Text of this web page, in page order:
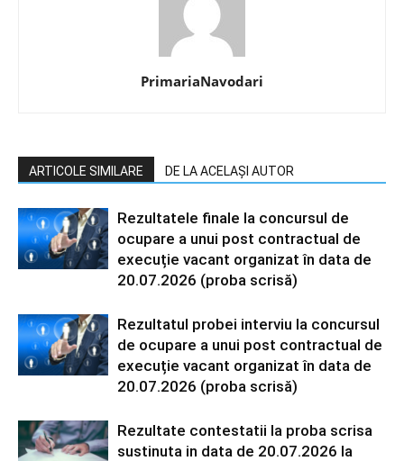
PrimariaNavodari
ARTICOLE SIMILARE DE LA ACELAȘI AUTOR
Rezultatele finale la concursul de
ocupare a unui post contractual de
execuție vacant organizat în data de
20.07.2026 (proba scrisă)
Rezultatul probei interviu la concursul
de ocupare a unui post contractual de
execuție vacant organizat în data de
20.07.2026 (proba scrisă)
Rezultate contestatii la proba scrisa
sustinuta in data de 20.07.2026 la